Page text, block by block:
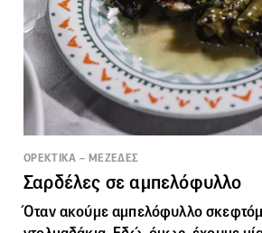
ΟΡΕΚΤΙΚΑ – ΜΕΖΕΔΕΣ
Σαρδέλες σε αμπελόφυλλο
Όταν ακούμε αμπελόφυλλο